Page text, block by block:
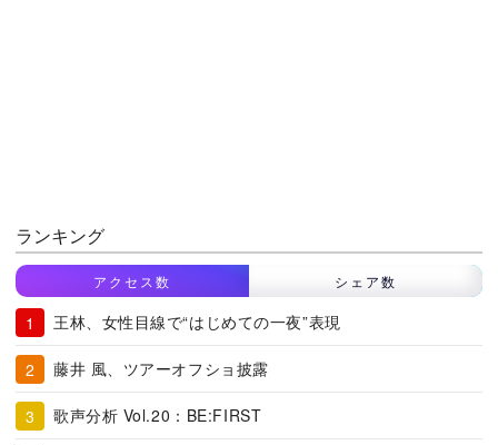
ランキング
アクセス数 シェア数
王林、女性目線で“はじめての一夜”表現
藤井 風、ツアーオフショ披露
歌声分析 Vol.20：BE:FIRST